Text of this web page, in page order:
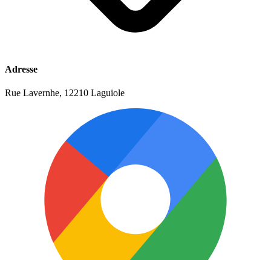
Adresse
Rue Lavernhe, 12210 Laguiole